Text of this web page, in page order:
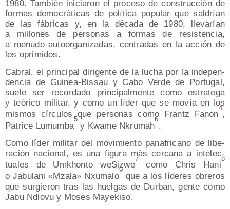
1980. Tam­bién ini­cia­ron el pro­ce­so de cons­truc­ción de
for­mas demo­crá­ti­cas de polí­ti­ca popu­lar que sal­drían
de las fábri­cas y, en la déca­da de 1980, lle­va­rían
a millo­nes de per­so­nas a for­mas de resis­ten­cia,
a menu­do auto­or­ga­ni­za­das, cen­tra­das en la acción de
los oprimidos.
Cabral, el prin­ci­pal diri­gen­te de la lucha por la inde­pen­
den­cia de Gui­nea-Bis­sau y Cabo Ver­de de Por­tu­gal,
sue­le ser recor­da­do prin­ci­pal­men­te como estra­te­ga
y teó­ri­co mili­tar, y como un líder que se movía en los
mis­mos círcu­los que per­so­nas como Frantz Fanon
4
,
Patri­ce Lumum­ba
5
y Kwa­me Nkru­mah
6
.
Como líder mili­tar del movi­mien­to pan­afri­cano de libe­
ra­ción nacio­nal, es una figu­ra más cer­ca­na a inte­lec­
tua­les de Umkhon­to weSiz­we
7
como Chris Hani
8
o Jabu­la­ni «Mza­la» Nxu­ma­lo
9
que a los líde­res obre­ros
que sur­gie­ron tras las huel­gas de Dur­ban, gen­te como
Jabu Ndlo­vu y Moses Mayekiso.